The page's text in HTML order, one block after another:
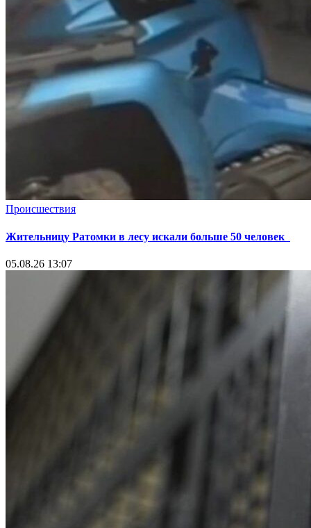
Происшествия
Жительницу Ратомки в лесу искали больше 50 человек
05.08.26 13:07